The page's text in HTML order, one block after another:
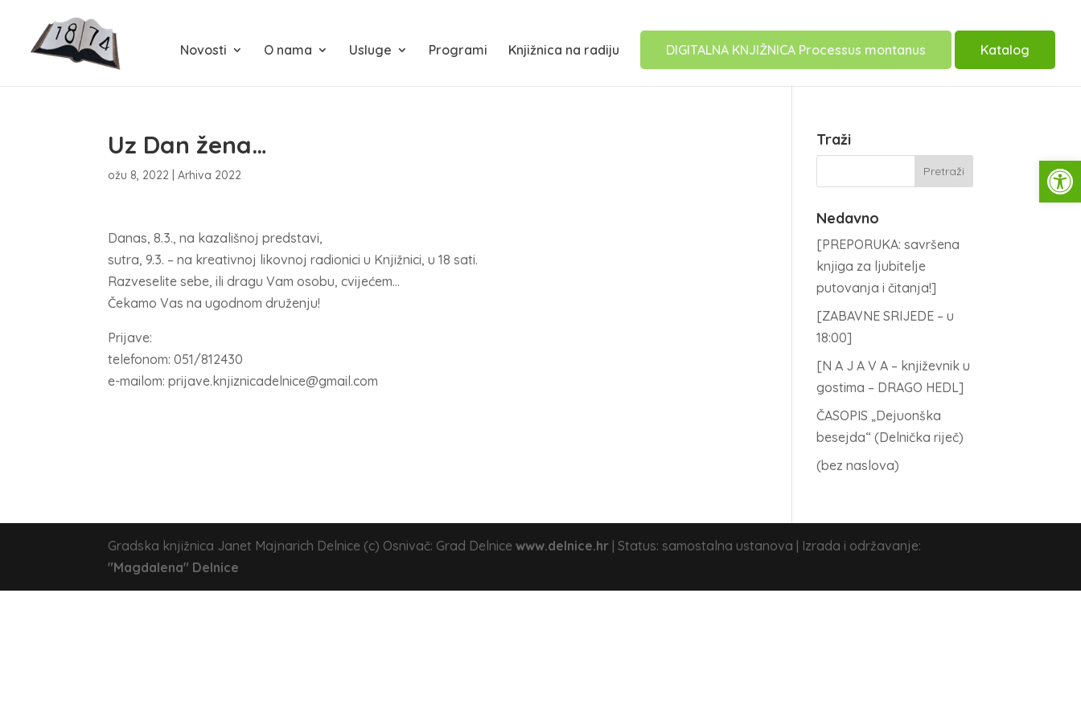
Novosti O nama Usluge Programi Knjižnica na radiju DIGITALNA KNJIŽNICA Processus montanus Katalog
Uz Dan žena…
ožu 8, 2022 |Arhiva 2022
Danas, 8.3., na kazališnoj predstavi,
sutra, 9.3. – na kreativnoj likovnoj radionici u Knjižnici, u 18 sati.
Razveselite sebe, ili dragu Vam osobu, cvijećem…
Čekamo Vas na ugodnom druženju!
Prijave:
telefonom: 051/812430
e-mailom: prijave.knjiznicadelnice@gmail.com
Traži
Nedavno
[PREPORUKA: savršena
knjiga za ljubitelje
putovanja i čitanja!]
[ZABAVNE SRIJEDE – u
18:00]
[N A J A V A – književnik u
gostima – DRAGO HEDL]
ČASOPIS „Dejuonška
besejda“ (Delnička riječ)
(bez naslova)
Gradska knjižnica Janet Majnarich Delnice (c) Osnivač: Grad Delnicewww.delnice.hr | Status: samostalna ustanova | Izrada i održavanje:
"Magdalena" Delnice